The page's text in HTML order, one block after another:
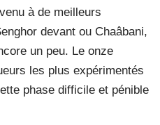
à de meilleurs
devant ou Chaâbani,
un peu. Le onze
les plus expérimentés
phase difficile et pénible